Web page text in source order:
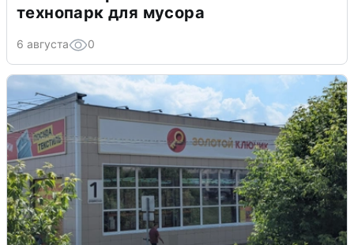
технопарк для мусора
6 августа 0